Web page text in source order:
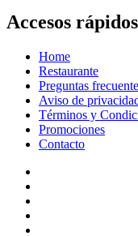
Accesos rápidos
Home
Restaurante
Preguntas
Aviso de
Términos y
Promociones
Contacto